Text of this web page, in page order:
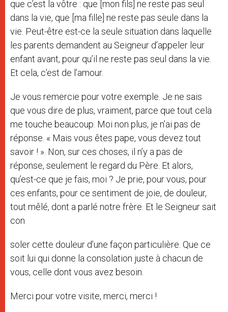
que c’est la vôtre : que [mon fils] ne reste pas seul
dans la vie, que [ma fille] ne reste pas seule dans la
vie. Peut-être est-ce la seule situation dans laquelle
les parents demandent au Seigneur d’appeler leur
enfant avant, pour qu’il ne reste pas seul dans la vie.
Et cela, c’est de l’amour.
Je vous remercie pour votre exemple. Je ne sais
que vous dire de plus, vraiment, parce que tout cela
me touche beaucoup. Moi non plus, je n’ai pas de
réponse. « Mais vous êtes pape, vous devez tout
savoir ! ». Non, sur ces choses, il n’y a pas de
réponse, seulement le regard du Père. Et alors,
qu’est-ce que je fais, moi ? Je prie, pour vous, pour
ces enfants, pour ce sentiment de joie, de douleur,
tout mêlé, dont a parlé notre frère. Et le Seigneur sait
con
soler cette douleur d’une façon particulière. Que ce
soit lui qui donne la consolation juste à chacun de
vous, celle dont vous avez besoin.
Merci pour votre visite, merci, merci !